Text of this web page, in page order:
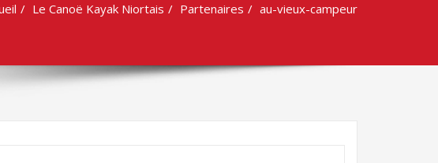
Le Canoë Kayak Niortais Partenaires au-vieux-campeur